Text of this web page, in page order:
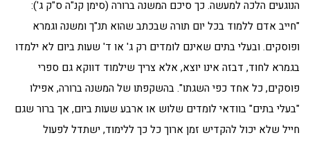
הנוגעים הלכה למעשה. כך סיכם המשנה ברורה (סימן קנ"ה ס"ק ג'):
"חייב אדם ללמוד בכל יום תורה שבכתב שהוא תנ"ך ומשנה וגמרא
ופוסקים. ובעלי בתים שאינם לומדים רק ג' או ד' שעות ביום לא ילמדו
בגמרא לחוד, דבזה אינו יוצא, אלא צריך שילמוד דווקא גם ספרי
פוסקים, כל אחד כפי השגתו". בהשקפתו של המשנה ברורה, אפילו
"בעלי בתים" בוודאי לומדים שלוש או ארבע שעות ביום, אך ברור שגם
חייל שלא יכול להקדיש זמן ארוך כל כך ללימוד, ישתדל לפעול